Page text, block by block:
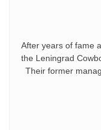
After years of fame
the Leningrad
Their former